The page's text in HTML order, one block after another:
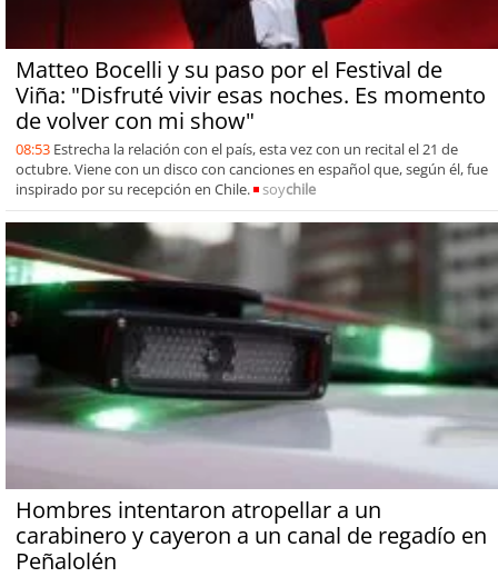
Matteo Bocelli y su paso por el Festival de
Viña: "Disfruté vivir esas noches. Es momento
de volver con mi show"
08:53 Estrecha la relación con el país, esta vez con un recital el 21 de
octubre. Viene con un disco con canciones en español que, según él, fue
inspirado por su recepción en Chile.
soychile
Hombres intentaron atropellar a un
carabinero y cayeron a un canal de regadío en
Peñalolén